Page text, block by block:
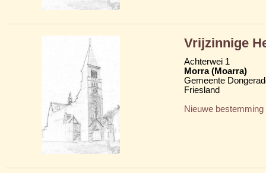
Vrijzinnige
Achterwei 1
Morra (Moarra)
Gemeente
Friesland
Nieuwe bestemming